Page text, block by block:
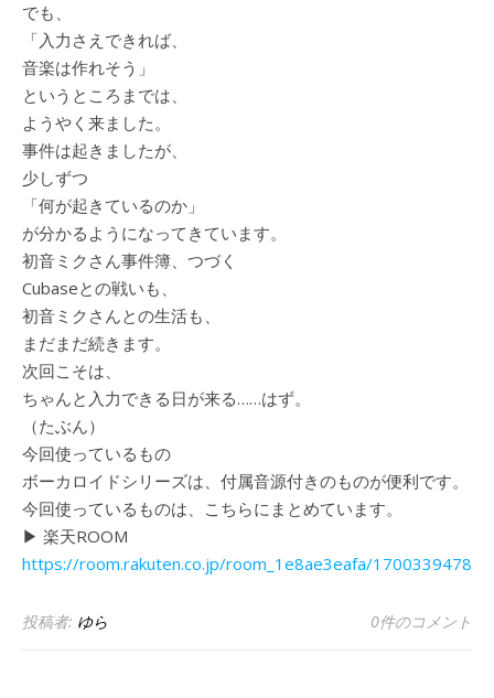
でも、
「入力さえできれば、
音楽は作れそう」
というところまでは、
ようやく来ました。
事件は起きましたが、
少しずつ
「何が起きているのか」
が分かるようになってきています。
初音ミクさん事件簿、つづく
Cubaseとの戦いも、
初音ミクさんとの生活も、
まだまだ続きます。
次回こそは、
ちゃんと入力できる日が来る……はず。
（たぶん）
今回使っているもの
ボーカロイドシリーズは、付属音源付きのものが便利です。
今回使っているものは、こちらにまとめています。
▶ 楽天ROOM
https://room.rakuten.co.jp/room_1e8ae3eafa/
投稿者: ゆら 0件のコメント